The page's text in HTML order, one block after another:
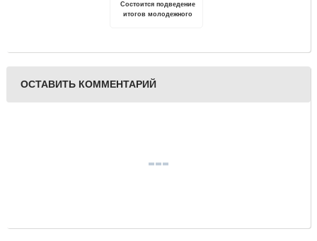
Состоится подведение
итогов молодежного
ОСТАВИТЬ КОММЕНТАРИЙ